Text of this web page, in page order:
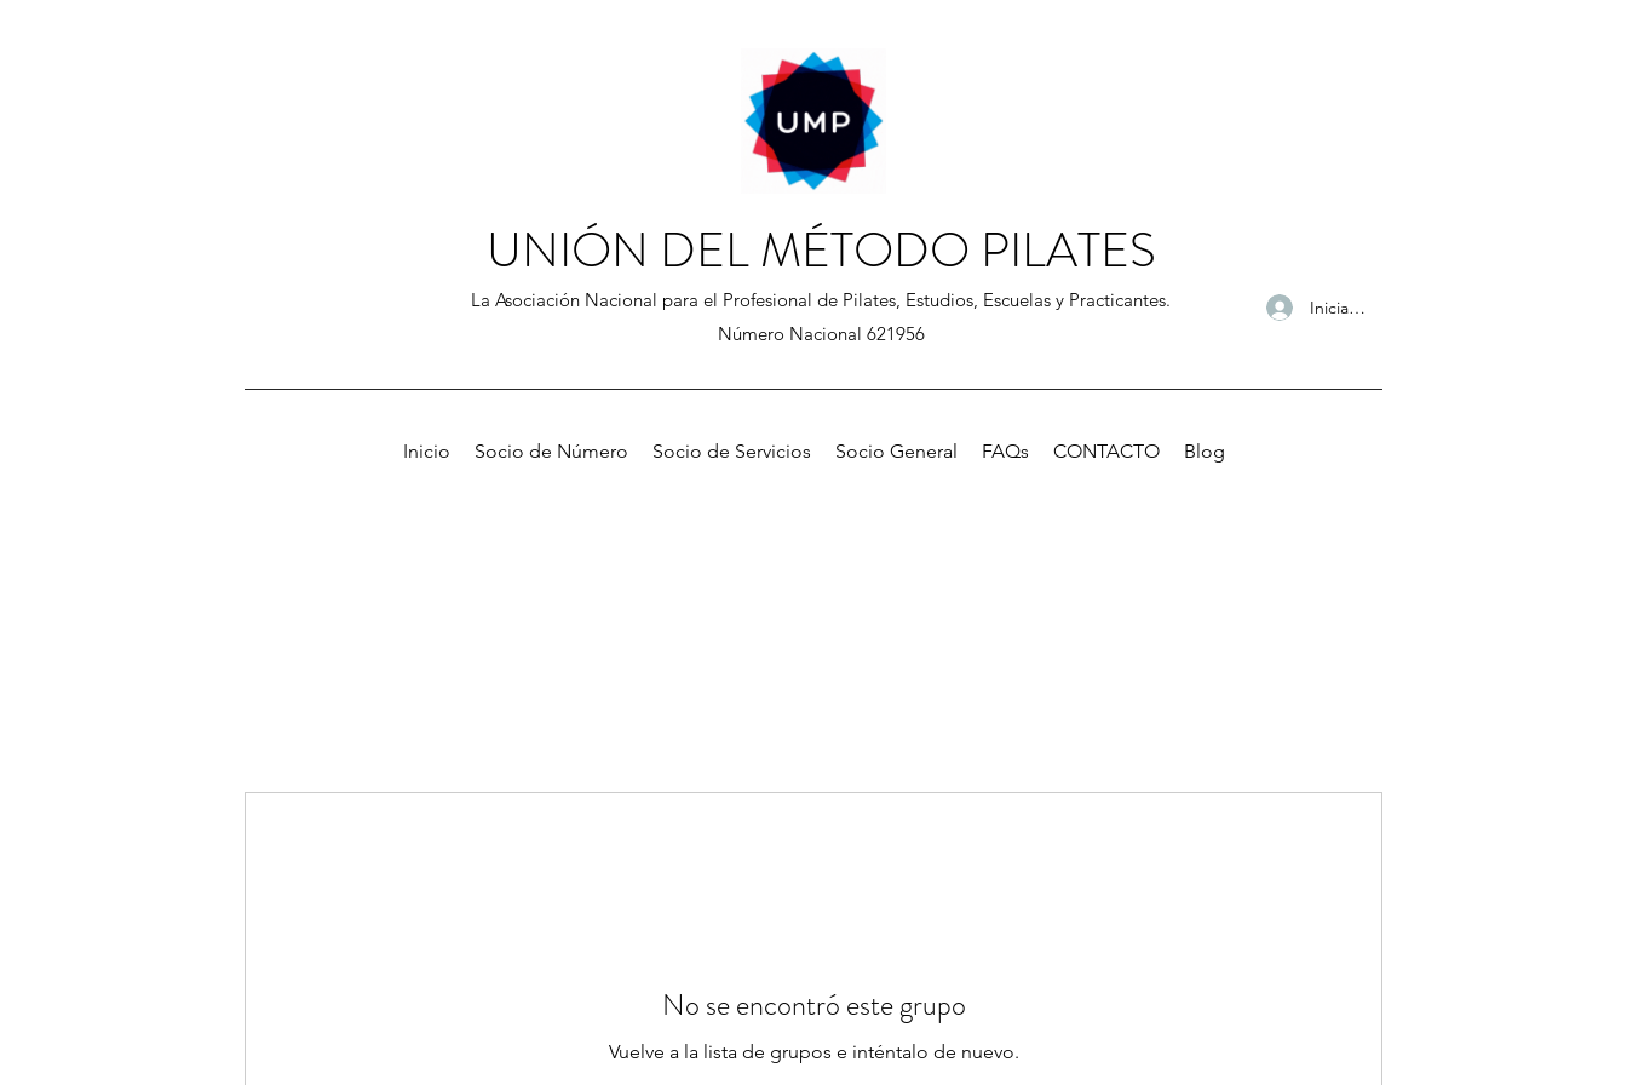
UNIÓN DEL MÉTODO PILATES
La Asociación Nacional para el Profesional de Pilates, Estudios, Escuelas y Practicantes.
Número Nacional 621956
Iniciar sesión
Inicio Socio de Número Socio de Servicios Socio General FAQs CONTACTO Blog
No se encontró este grupo
Vuelve a la lista de grupos e inténtalo de nuevo.